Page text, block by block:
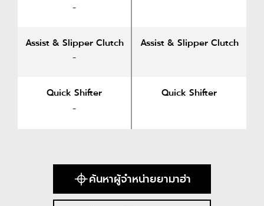
-
Assist & Slipper Clutch
-
Assist & Slipper Clutch
Quick Shifter
-
Quick Shifter
ค้นหาผู้จำหน่ายยามาฮ่า